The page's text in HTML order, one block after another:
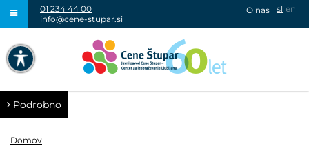
NAVIGACIJA PREKO TIPKOVNICE
01 234 44 00
info@cene-stupar.si
sl en
O nas
Podrobno
Domov